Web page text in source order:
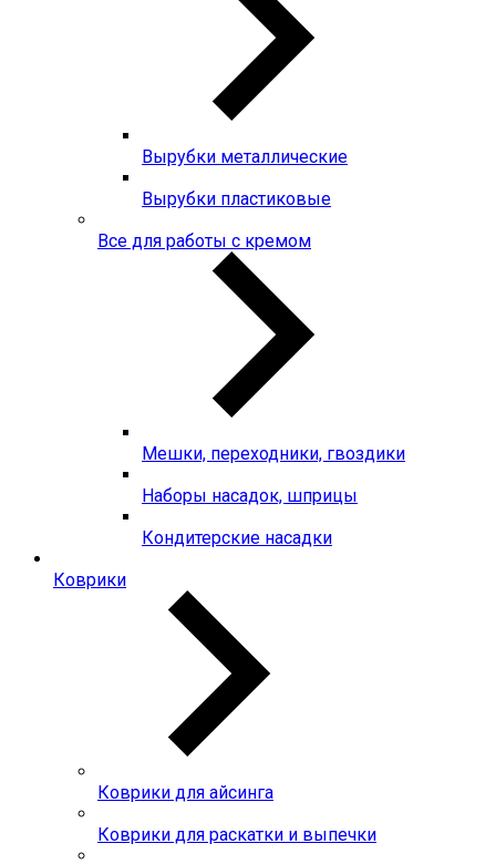
Вырубки металлические
Вырубки пластиковые
Все для работы с кремом
Мешки, переходники, гвоздики
Наборы насадок, шприцы
Кондитерские насадки
Коврики
Коврики для айсинга
Коврики для раскатки и выпечки